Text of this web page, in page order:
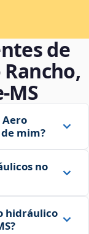
de
Aero
mim?
no
hidráulico